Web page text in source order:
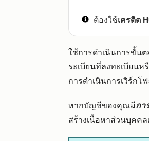
ต้องใช้เครดิต
ใช้การดำเนินการขั้น
ระเบียนที่ลงทะเบียน
การดำเนินการเวิร์กโ
หากบัญชีของคุณมีกา
สร้างเนื้อหาส่วนบุคค